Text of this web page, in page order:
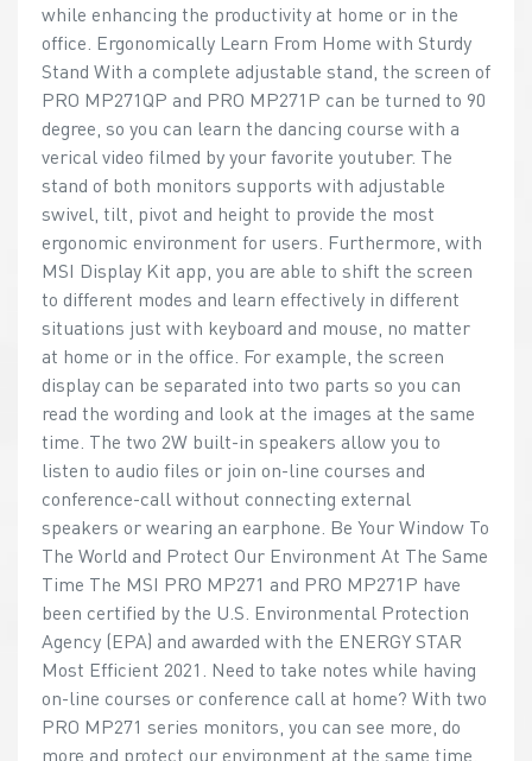
while enhancing the productivity at home or in the
office. Ergonomically Learn From Home with Sturdy
Stand With a complete adjustable stand, the screen of
PRO MP271QP and PRO MP271P can be turned to 90
degree, so you can learn the dancing course with a
verical video filmed by your favorite youtuber. The
stand of both monitors supports with adjustable
swivel, tilt, pivot and height to provide the most
ergonomic environment for users. Furthermore, with
MSI Display Kit app, you are able to shift the screen
to different modes and learn effectively in different
situations just with keyboard and mouse, no matter
at home or in the office. For example, the screen
display can be separated into two parts so you can
read the wording and look at the images at the same
time. The two 2W built-in speakers allow you to
listen to audio files or join on-line courses and
conference-call without connecting external
speakers or wearing an earphone. Be Your Window To
The World and Protect Our Environment At The Same
Time The MSI PRO MP271 and PRO MP271P have
been certified by the U.S. Environmental Protection
Agency (EPA) and awarded with the ENERGY STAR
Most Efficient 2021. Need to take notes while having
on-line courses or conference call at home? With two
PRO MP271 series monitors, you can see more, do
more and protect our environment at the same time.